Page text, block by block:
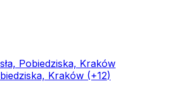
Pobiedziska, Kraków
Kraków (+12)